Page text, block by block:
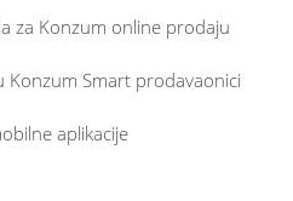
za Konzum online prodaju
Konzum Smart prodavaonici
aplikacije